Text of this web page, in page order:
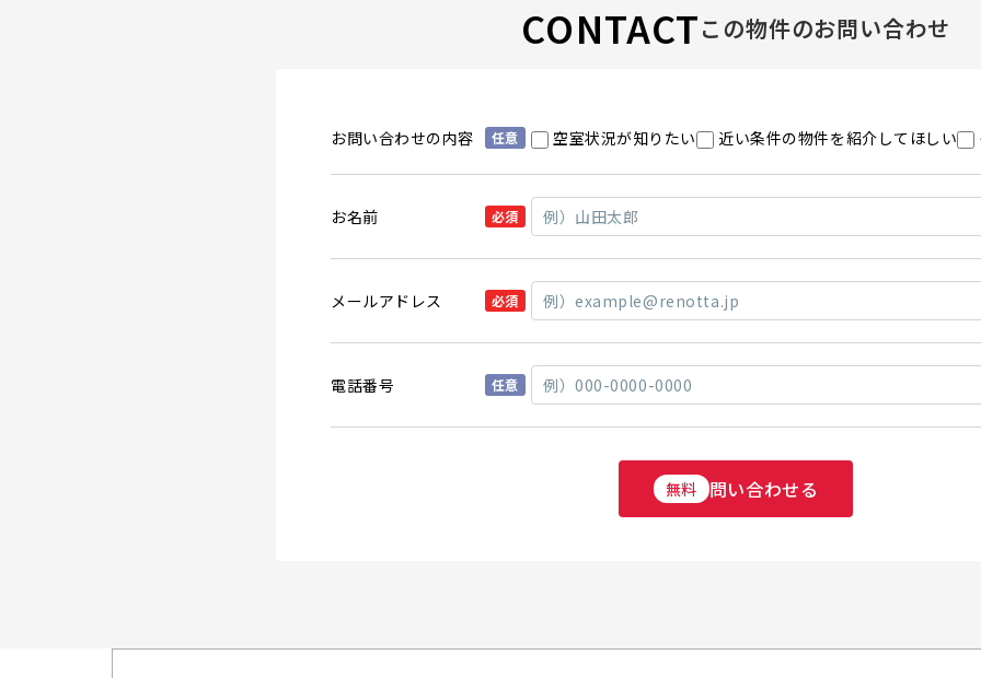
CONTACTこの物件のお問い合わせ
お問い合わせの内容 任意 空室状況が知りたい 近い条件の物件を紹介してほしい
お名前 必須
メールアドレス 必須
電話番号 任意
無料 問い合わせる